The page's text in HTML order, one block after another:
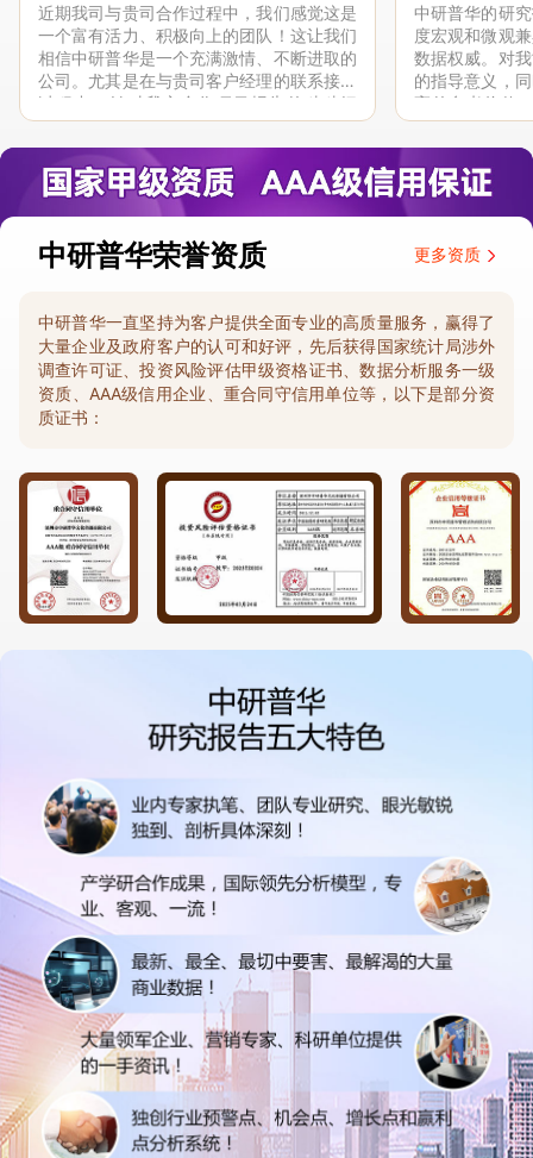
近期我司与贵司合作过程中，我们感觉这是
一个富有活力、积极向上的团队！这让我们
相信中研普华是一个充满激情、不断进取的
公司。尤其是在与贵司客户经理的联系接洽
过程中，针对我方合作项目报告的种种细
节，及时细致缜密地协助与项目部沟通、探
讨和完善...
中研普华的研
度宏观和微观
数据权威。对
的指导意义，
高的参考价值
体化”服务和行
司继续...
中研普华荣誉资质 更多资质
中研普华一直坚持为客户提供全面专业的高质量服务，赢得了
大量企业及政府客户的认可和好评，先后获得国家统计局涉外
调查许可证、投资风险评估甲级资格证书、数据分析服务一级
资质、AAA级信用企业、重合同守信用单位等，以下是部分资
质证书：